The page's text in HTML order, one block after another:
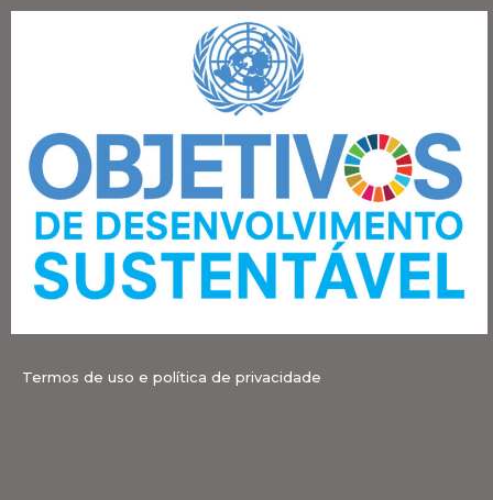
Termos de uso e política de privacidade